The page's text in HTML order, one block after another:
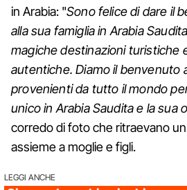
in Arabia: "Sono felice di dare il
alla sua famiglia in Arabia
magiche destinazioni turistiche
autentiche. Diamo il benvenuto
provenienti da tutto il mondo
unico in Arabia Saudita e la sua
corredo di foto che ritraevano
assieme a moglie e figli.
LEGGI ANCHE